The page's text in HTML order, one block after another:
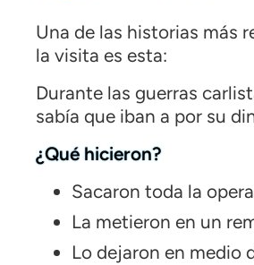
Una de las historias más
la visita es esta:
Durante las guerras
sabía que iban a por su
¿Qué hicieron?
Sacaron toda la
La metieron en un
Lo dejaron en medio